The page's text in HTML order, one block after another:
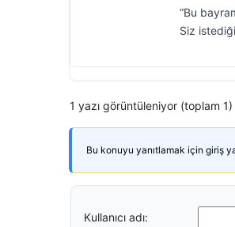
“Bu
Siz
1 yazı görüntüleniyor (toplam 1)
Bu konuyu yanıtlamak için giriş
Kullanıcı adı: